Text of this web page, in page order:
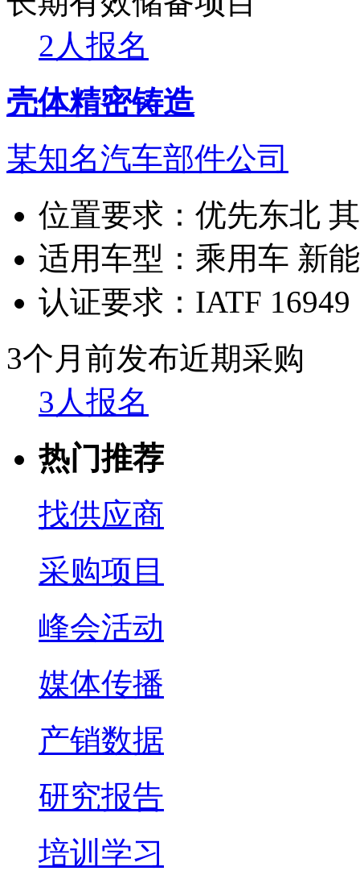
2人报名
壳体精密铸造
某知名汽车部件公司
位置要求： 优先东北
适用车型： 乘用车 新
认证要求： IATF 16949
3个月前发布近期采购
3人报名
热门推荐
找供应商
采购项目
峰会活动
媒体传播
产销数据
研究报告
培训学习